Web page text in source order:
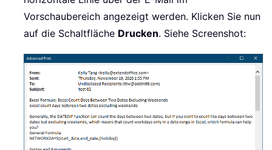
Vorschaubereich angezeigt werden. Klicken Sie nun
auf die Schaltfläche Drucken. Siehe Screenshot: